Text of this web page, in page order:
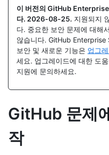
이 버전의 GitHub
다. 2026-08-25. 지원되지
다. 중요한 보안 문제에 대해
않습니다. GitHub Enterprise
보안 및 새로운 기능은 업그
세요. 업그레이드에 대한 도
지원에 문의하세요.
GitHub 문제
작